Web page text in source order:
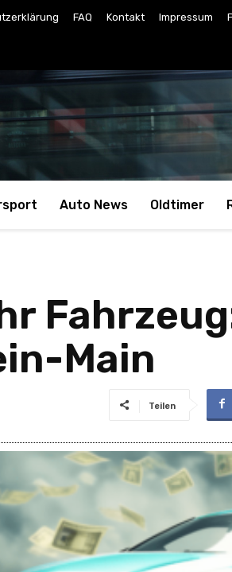
FAQ Kontakt Impressum
Auto News Oldtimer
Main
Teilen